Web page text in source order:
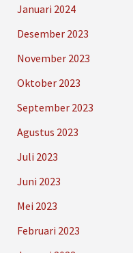
Januari 2024
Desember 2023
November 2023
Oktober 2023
September 2023
Agustus 2023
Juli 2023
Juni 2023
Mei 2023
Februari 2023